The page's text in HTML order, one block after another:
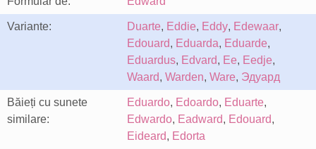
Variante: Duarte, Eddie, Eddy, Edewaar,
Edouard, Eduarda, Eduarde,
Eduardus, Edvard, Ee, Eedje,
Waard, Warden, Ware, Эдуард
Băieți cu sunete
similare:
Eduardo, Edoardo, Eduarte,
Edwardo, Eadward, Edouard,
Eideard, Edorta